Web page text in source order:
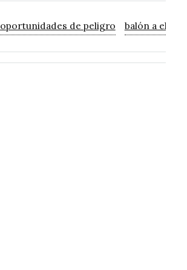
oportunidades de peligro balón a el